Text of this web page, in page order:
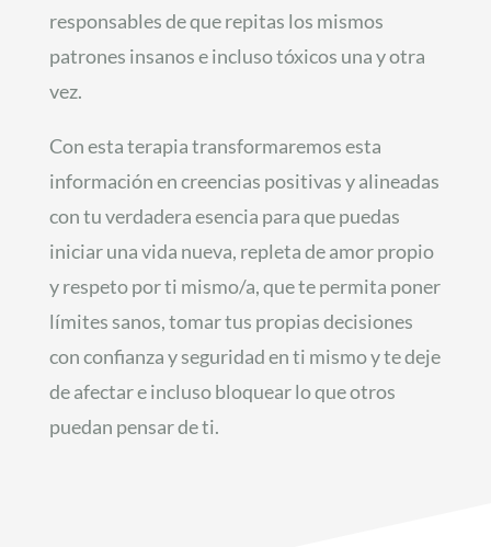
responsables de que repitas los mismos
patrones insanos e incluso tóxicos una y otra
vez.
Con esta terapia transformaremos esta
información en creencias positivas y alineadas
con tu verdadera esencia para que puedas
iniciar una vida nueva, repleta de amor propio
y respeto por ti mismo/a, que te permita poner
límites sanos, tomar tus propias decisiones
con confianza y seguridad en ti mismo y te deje
de afectar e incluso bloquear lo que otros
puedan pensar de ti.